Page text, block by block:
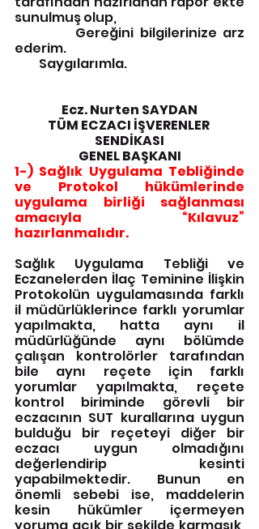
sunulmuş olup,
ederim.
          Saygılarımla.
Ecz. Nurten SAYDAN
TÜM ECZACI İŞVERENLER
SENDİKASI
GENEL BAŞKANI
1-) Sağlık Uygulama Tebliğinde
ve Protokol hükümlerinde
uygulama birliği sağlanması
amacıyla “Kılavuz”
hazırlanmalıdır.
Sağlık Uygulama Tebliği ve
Eczanelerden İlaç Teminine İlişkin
Protokolün uygulamasında farklı
il müdürlüklerince farklı yorumlar
yapılmakta, hatta aynı il
müdürlüğünde aynı bölümde
çalışan kontrolörler tarafından
bile aynı reçete için farklı
yorumlar yapılmakta, reçete
kontrol biriminde görevli bir
eczacının SUT kurallarına uygun
bulduğu bir reçeteyi diğer bir
eczacı uygun olmadığını
değerlendirip kesinti
yapabilmektedir. Bunun en
önemli sebebi ise, maddelerin
kesin hükümler içermeyen